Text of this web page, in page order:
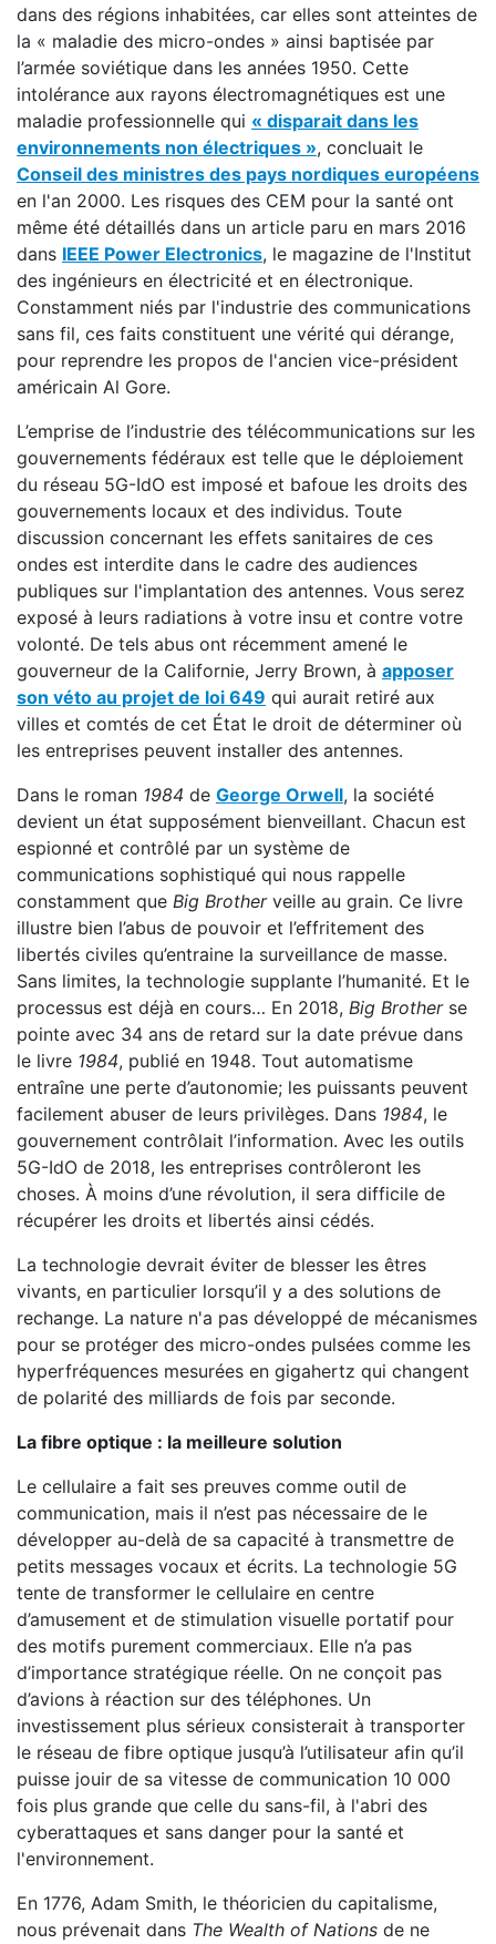
dans des régions inhabitées, car elles sont atteintes de
la « maladie des micro-ondes » ainsi baptisée par
l’armée soviétique dans les années 1950. Cette
intolérance aux rayons électromagnétiques est une
maladie professionnelle qui « disparait dans les
environnements non électriques », concluait le
Conseil des ministres des pays nordiques européens
en l'an 2000. Les risques des CEM pour la santé ont
même été détaillés dans un article paru en mars 2016
dans IEEE Power Electronics, le magazine de l'Institut
des ingénieurs en électricité et en électronique.
Constamment niés par l'industrie des communications
sans fil, ces faits constituent une vérité qui dérange,
pour reprendre les propos de l'ancien vice-président
américain Al Gore.
L’emprise de l’industrie des télécommunications sur les
gouvernements fédéraux est telle que le déploiement
du réseau 5G-IdO est imposé et bafoue les droits des
gouvernements locaux et des individus. Toute
discussion concernant les effets sanitaires de ces
ondes est interdite dans le cadre des audiences
publiques sur l'implantation des antennes. Vous serez
exposé à leurs radiations à votre insu et contre votre
volonté. De tels abus ont récemment amené le
gouverneur de la Californie, Jerry Brown, à apposer
son véto au projet de loi 649 qui aurait retiré aux
villes et comtés de cet État le droit de déterminer où
les entreprises peuvent installer des antennes.
Dans le roman 1984 de George Orwell, la société
devient un état supposément bienveillant. Chacun est
espionné et contrôlé par un système de
communications sophistiqué qui nous rappelle
constamment que Big Brotherveille au grain. Ce livre
illustre bien l’abus de pouvoir et l’effritement des
libertés civiles qu’entraine la surveillance de masse.
Sans limites, la technologie supplante l’humanité. Et le
processus est déjà en cours… En 2018, Big Brotherse
pointe avec 34 ans de retard sur la date prévue dans
le livre 1984, publié en 1948. Tout automatisme
entraîne une perte d’autonomie; les puissants peuvent
facilement abuser de leurs privilèges. Dans 1984, le
gouvernement contrôlait l’information. Avec les outils
5G-IdO de 2018, les entreprises contrôleront les
choses. À moins d’une révolution, il sera difficile de
récupérer les droits et libertés ainsi cédés.
La technologie devrait éviter de blesser les êtres
vivants, en particulier lorsqu’il y a des solutions de
rechange. La nature n'a pas développé de mécanismes
pour se protéger des micro-ondes pulsées comme les
hyperfréquences mesurées en gigahertz qui changent
de polarité des milliards de fois par seconde.
La fibre optique : la meilleure solution
Le cellulaire a fait ses preuves comme outil de
communication, mais il n’est pas nécessaire de le
développer au-delà de sa capacité à transmettre de
petits messages vocaux et écrits. La technologie 5G
tente de transformer le cellulaire en centre
d’amusement et de stimulation visuelle portatif pour
des motifs purement commerciaux. Elle n’a pas
d’importance stratégique réelle. On ne conçoit pas
d’avions à réaction sur des téléphones. Un
investissement plus sérieux consisterait à transporter
le réseau de fibre optique jusqu’à l’utilisateur afin qu’il
puisse jouir de sa vitesse de communication 10 000
fois plus grande que celle du sans-fil, à l'abri des
cyberattaques et sans danger pour la santé et
l'environnement.
En 1776, Adam Smith, le théoricien du capitalisme,
nous prévenait dans The Wealth of Nations de ne